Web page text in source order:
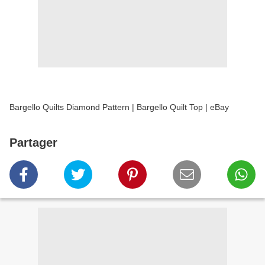
Bargello Quilts Diamond Pattern | Bargello Quilt Top | eBay
Partager